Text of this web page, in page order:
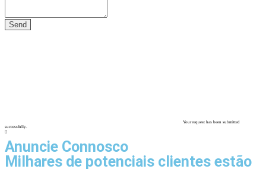
Your request has been submitted
successfully.
Anuncie Connosco
Milhares de potenciais clientes estão